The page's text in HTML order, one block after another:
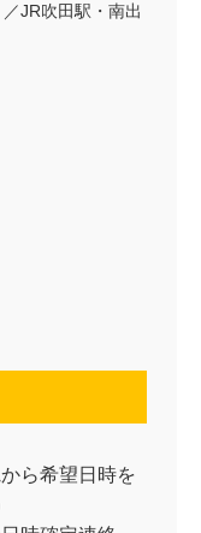
JR吹田駅・南出
から希望日時を